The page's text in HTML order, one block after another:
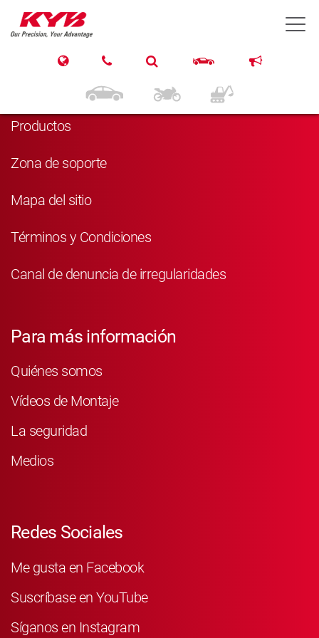
Navegación
Productos
Zona de soporte
Mapa del sitio
Términos y Condiciones
Canal de denuncia de irregularidades
Para más información
Quiénes somos
Vídeos de Montaje
La seguridad
Medios
Redes Sociales
Me gusta en Facebook
Suscríbase en YouTube
Síganos en Instagram